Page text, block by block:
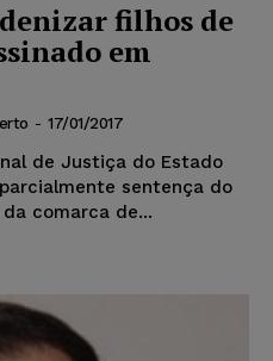
filhos de
em
- 17/01/2017
de Justiça do Estado
sentença do
comarca de...